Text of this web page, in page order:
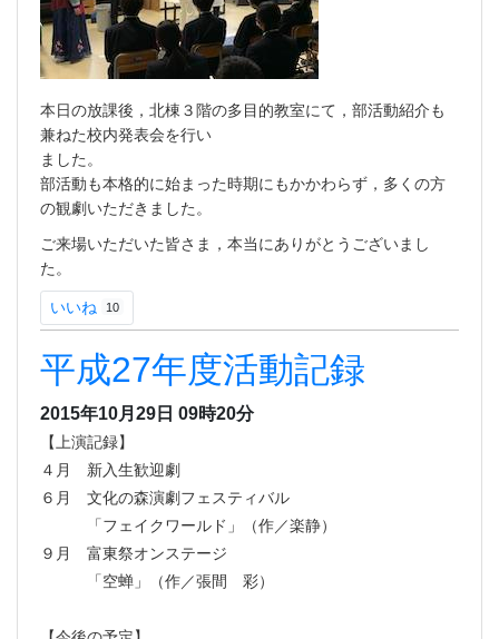
本日の放課後，北棟３階の多目的教室にて，部活動紹介も
兼ねた校内発表会を行い
ました。
部活動も本格的に始まった時期にもかかわらず，多くの方
の観劇いただきました。
ご来場いただいた皆さま，本当にありがとうございまし
た。
いいね 10
平成27年度活動記録
2015年10月29日 09時20分
【上演記録】
４月 新入生歓迎劇
６月 文化の森演劇フェスティバル
「フェイクワールド」（作／楽静）
９月 富東祭オンステージ
「空蝉」（作／張間 彩）